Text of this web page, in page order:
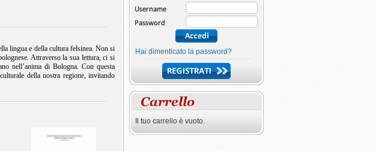
lingua e della cultura felsinea. Non si
Attraverso la sua lettura, ci si
nell’anima di Bologna. Con questa
della nostra regione, invitando
Hai dimenticato la password?
Il tuo carrello è vuoto.